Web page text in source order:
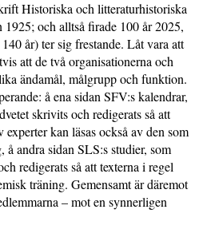
Historiska och litteraturhistoriska
och alltså firade 100 år 2025,
år) ter sig frestande. Låt vara att
att de två organisationerna och
ändamål, målgrupp och funktion.
å ena sidan SFV:s kalendrar,
skrivits och redigerats så att
experter kan läsas också av den som
andra sidan SLS:s studier, som
redigerats så att texterna i regel
träning. Gemensamt är däremot
– mot en synnerligen